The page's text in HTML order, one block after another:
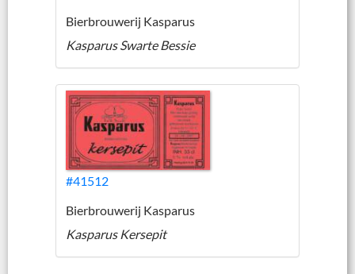
Bierbrouwerij Kasparus
Kasparus Swarte Bessie
#41512
Bierbrouwerij Kasparus
Kasparus Kersepit